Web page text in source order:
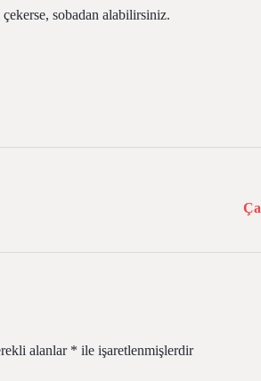
sobadan alabilirsiniz.
alanlar * ile işaretlenmişlerdir